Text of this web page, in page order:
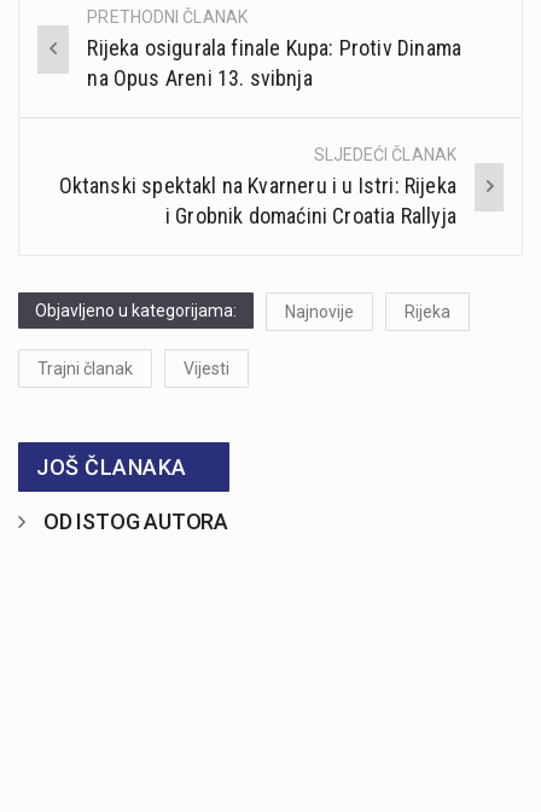
Post
navigation
PRETHODNI ČLANAK
Rijeka osigurala finale Kupa: Protiv Dinama
na Opus Areni 13. svibnja
SLJEDEĆI ČLANAK
Oktanski spektakl na Kvarneru i u Istri: Rijeka
i Grobnik domaćini Croatia Rallyja
Objavljeno u kategorijama: Najnovije Rijeka
Trajni članak Vijesti
JOŠ ČLANAKA
OD ISTOG AUTORA